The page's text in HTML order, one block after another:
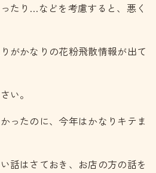
たり…などを考慮すると、悪く
がかなりの花粉飛散情報が出て
い。
ったのに、今年はかなりキテま
話はさておき、お店の方の話を